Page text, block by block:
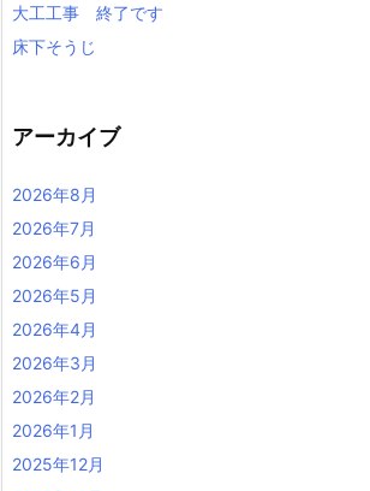
大工工事 終了です
床下そうじ
アーカイブ
2026年8月
2026年7月
2026年6月
2026年5月
2026年4月
2026年3月
2026年2月
2026年1月
2025年12月